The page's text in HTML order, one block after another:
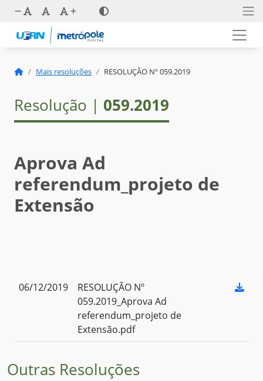
Mais resoluções RESOLUÇÃO Nº 059.2019
Resolução | 059.2019
Aprova Ad
referendum_projeto de
Extensão
06/12/2019
RESOLUÇÃO Nº
059.2019_Aprova Ad
referendum_projeto de
Extensão.pdf
Outras Resoluções